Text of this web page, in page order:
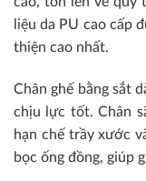
liệu da PU cao cấp
thiện cao nhất.
Chân ghế bằng sắt
chịu lực tốt. Chân
hạn chế trầy xước
bọc ống đồng, giúp